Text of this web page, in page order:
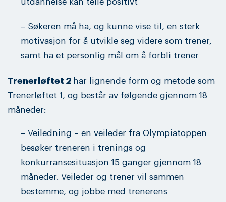
– Søkeren må ha, og kunne vise til, en sterk
motivasjon for å utvikle seg videre som trener,
samt ha et personlig mål om å forbli trener
Trenerløftet 2 har lignende form og metode som
Trenerløftet 1, og består av følgende gjennom 18
måneder:
– Veiledning – en veileder fra Olympiatoppen
besøker treneren i trenings og
konkurransesituasjon 15 ganger gjennom 18
måneder. Veileder og trener vil sammen
bestemme, og jobbe med trenerens